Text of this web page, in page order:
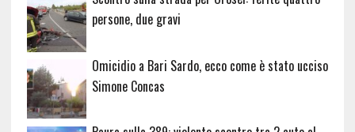
persone, due gravi
Omicidio a Bari Sardo, ecco come è stato ucciso
Simone Concas